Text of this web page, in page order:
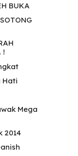
BUKA
!
Hati
Mega
2014